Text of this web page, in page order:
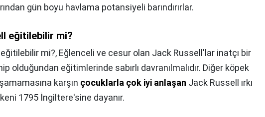
gün boyu havlama potansiyeli barındırırlar.
eğitilebilir mi?
mi?, Eğlenceli ve cesur olan Jack Russell'lar inatçı bir
olduğundan eğitimlerinde sabırlı davranılmalıdır. Diğer köpek
karşın çocuklarla çok iyi anlaşan Jack Russell ırkı
1795 İngiltere'sine dayanır.